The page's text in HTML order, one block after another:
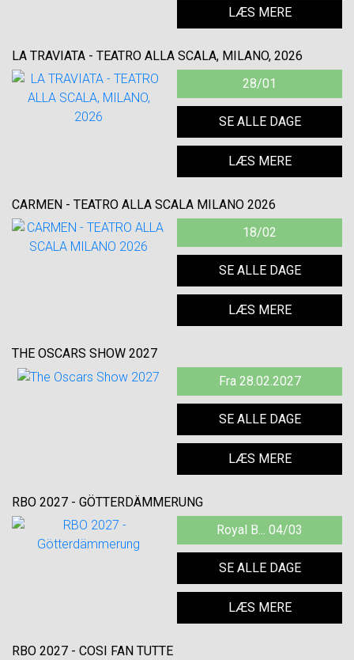
LÆS MERE
LA TRAVIATA - TEATRO ALLA SCALA, MILANO, 2026
28/01
SE ALLE DAGE
LÆS MERE
CARMEN - TEATRO ALLA SCALA MILANO 2026
18/02
SE ALLE DAGE
LÆS MERE
THE OSCARS SHOW 2027
Fra 28.02.2027
SE ALLE DAGE
LÆS MERE
RBO 2027 - GÖTTERDÄMMERUNG
Royal B... 04/03
SE ALLE DAGE
LÆS MERE
RBO 2027 - COSI FAN TUTTE